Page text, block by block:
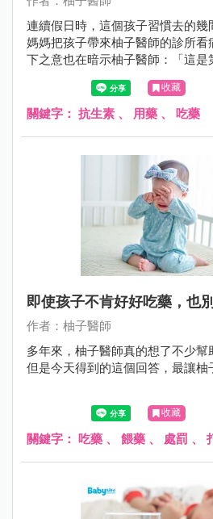
連續假日時，這個孩子習慣去的
媽媽把孩子帶來柚子醫師的診所
下之意也在暗示柚子醫師：「這是
你不知道孩子的體質，你要記得藥
收藏
關鍵字： 抗生素 、 用藥 、 吃藥
即使孩子不肯好好吃藥，也
作者：柚子醫師
多年來，柚子醫師真的想了不少幫
但是今天得到的這個回答，最讓柚
收藏
關鍵字： 吃藥 、 餵藥 、 處罰 、